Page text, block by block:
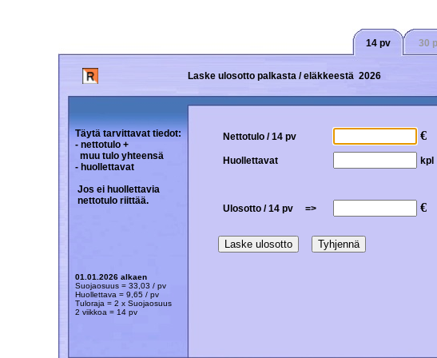
14 pv 30
Laske ulosotto palkasta / eläkkeestä 2026
Täytä tarvittavat tiedot:
- nettotulo +
muu tulo yhteensä
- huollettavat
Jos ei huollettavia
nettotulo riittää.
01.01.2026 alkaen
Suojaosuus = 33,03 / pv
Huollettava = 9,65 / pv
Tuloraja = 2 x Suojaosuus
2 viikkoa = 14 pv
Nettotulo / 14 pv €
Huollettavat kpl
Ulosotto / 14 pv => €